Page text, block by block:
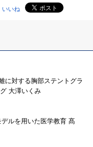
いいね
に対する胸部ステントグラ
大澤いくみ
ルを用いた医学教育 髙